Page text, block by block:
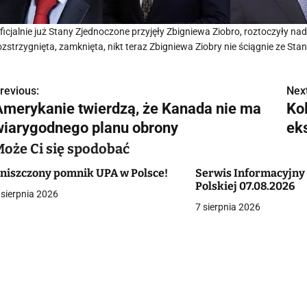
już Stany Zjednoczone przyjęły Zbigniewa Ziobro, roztoczyły
zamknięta, nikt teraz Zbigniewa Ziobry nie ściągnie ze
twierdzą, że Kanada nie ma
planu obrony
Ci się spodobać
pomnik UPA w Polsce!
2026
Serwis
Polskiej 07.08.2026
7 sierpnia 2026